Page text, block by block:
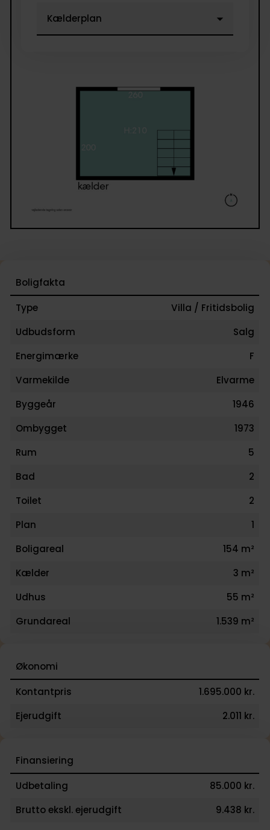
Boligfakta
Type
Villa / Fritidsbolig
Udbudsform
Salg
Energimærke
F
Varmekilde
Elvarme
Byggeår
1946
Ombygget
1973
Rum
5
Bad
2
Toilet
2
Plan
1
Boligareal
154 m²
Kælder
3 m²
Udhus
55 m²
Grundareal
1.539 m²
Økonomi
Kontantpris
1.695.000 kr.
Ejerudgift
2.011 kr.
Finansiering
Udbetaling
85.000 kr.
Brutto ekskl. ejerudgift
9.438 kr.